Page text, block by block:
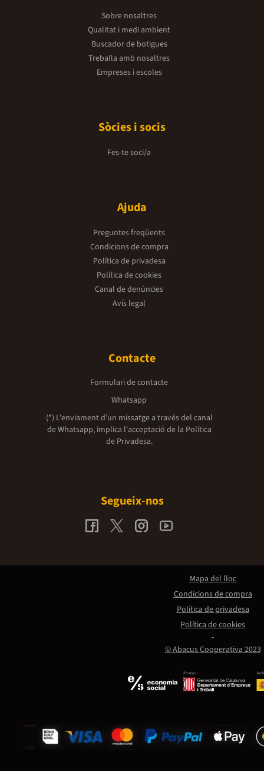
Sobre nosaltres
Qualitat i medi ambient
Buscador de botigues
Treballa amb nosaltres
Empreses i escoles
Sòcies i socis
Fes-te soci/a
Ajuda
Preguntes freqüents
Condicions de compra
Política de privadesa
Política de cookies
Canal de denúncies
Avís legal
Contacte
Formulari de contacte
Whatsapp
(*) L'enviament d’un missatge a través del canal
de Whatsapp, implica l'acceptació de la Política
de Privadesa.
Segueix-nos
Promou:
© Abacus Cooperativa 2023
Mapa del lloc
Condicions de compra
Política de privadesa
Política de cookies